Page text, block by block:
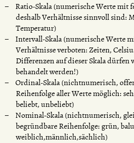
Ratio-Skala (numerische Werte mit
deshalb Verhältnisse sinnvoll sind:
Temperatur)
Intervall-Skala (numerische Werte
Verhältnisse verboten: Zeiten,
Differenzen auf dieser Skala dürfen
behandelt werden!)
Ordinal-Skala (nichtnumerisch,
Reihenfolge aller Werte möglich:
beliebt, unbeliebt)
Nominal-Skala (nichtnumerisch,
begründbare Reihenfolge: grün,
weiblich,männlich,sächlich)